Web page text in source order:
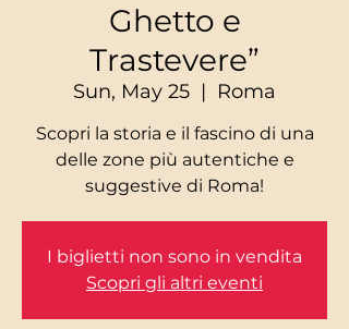
Ghetto e
Trastevere”
Sun, May 25
  |
Roma
Scopri la storia e il fascino di una
delle zone più autentiche e
I biglietti non sono in vendita
Scopri gli altri eventi